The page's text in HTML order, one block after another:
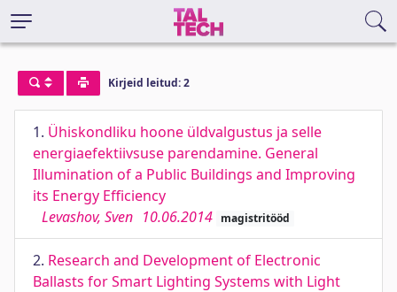
Kirjeid leitud: 2
1. Ühiskondliku hoone üldvalgustus ja selle
energiaefektiivsuse parendamine. General
Illumination of a Public Buildings and Improving
its Energy Efficiency
Levashov, Sven 10.06.2014 magistritööd
2. Research and Development of Electronic
Ballasts for Smart Lighting Systems with Light